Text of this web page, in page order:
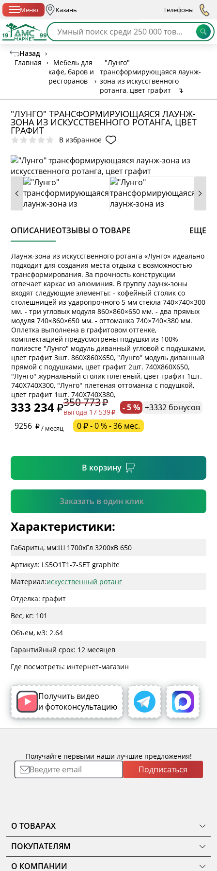
Меню Казань Телефоны
Назад ›
Главная
›
Мебель для
кафе, баров и
ресторанов
›
"Лунго"
трансформирующаяся лаунж-
зона из искусственного
ротанга, цвет графит
↴
"ЛУНГО" ТРАНСФОРМИРУЮЩАЯСЯ ЛАУНЖ-
ЗОНА ИЗ ИСКУССТВЕННОГО РОТАНГА, ЦВЕТ
ГРАФИТ
В избранное
ОПИСАНИЕОТЗЫВЫ О ТОВАРЕ ЕЩЕ
Лаунж-зона из искусственного ротанга «Лунго» идеально
подходит для создания места отдыха с возможностью
трансформирования. За прочность конструкции
отвечает каркас из алюминия. В группу лаунж-зоны
входят следующие элементы: - кофейный столик со
столешницей из ударопрочного 5 мм стекла 740×740×300
мм. - три угловых модуля 860×860×650 мм. - два прямых
модуля 740×860×650 мм. - оттоманка 740×740×380 мм.
Оплетка выполнена в графитовом оттенке,
комплектацией предусмотрены подушки из 100%
полиэсте "Лунго" модуль диванный угловой с подушками,
цвет графит 3шт. 860Х860Х650, "Лунго" модуль диванный
прямой с подушками, цвет графит 2шт. 740Х860Х650,
"Лунго" журнальный столик плетеный, цвет графит 1шт.
740Х740Х300, "Лунго" плетеная оттоманка с подушкой,
цвет графит 1шт. 740Х740Х380,
333 234 350 773
выгода 17 539 - 5 % +3332 бонусов
9256
/ месяц 0 ₽ - 0 % - 36 мес.
В корзину
Заказать в один клик
* обязательное поле
* необязательное поле
Подтвердить
Характеристики:
Габариты, мм:Ш 1700xГл 3200xВ 650
Артикул: LS5O1T1-7-SET graphite
Материал:искусственный ротанг
Отделка: графит
Вес, кг: 101
Объем, м3: 2.64
Гарантийный срок: 12 месяцев
Где посмотреть: интернет-магазин
Получить видео
и фотоконсультацию
Получайте первыми наши лучшие предложения!
Подписаться
О ТОВАРАХ
ТОВАРЫ
КОМНАТЫ
КОЛЛЕКЦИИ
НОВИНКИ
ПОКУПАТЕЛЯМ
Как сделать заказ
Оплата
О КОМПАНИИ